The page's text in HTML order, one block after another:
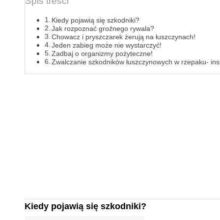
Kiedy pojawią się szkodniki?
Jak rozpoznać groźnego rywala?
Chowacz i pryszczarek żerują na łuszczynach!
Jeden zabieg może nie wystarczyć!
Zadbaj o organizmy pożyteczne!
Zwalczanie szkodników łuszczynowych w rzepaku-
Kiedy pojawią się szkodniki?